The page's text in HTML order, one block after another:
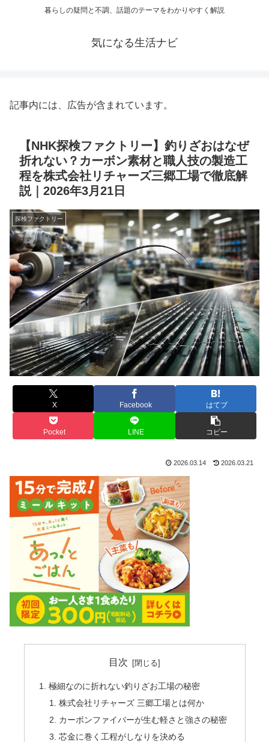
暮らしの疑問と不調、話題のテーマをわかりやすく解説
気になる生活ナビ
記事内には、広告が含まれています。
【NHK探検ファクトリー】釣りざおはなぜ
折れない？カーボン素材と職人技の製造工
程を株式会社リチャーズ三郷工場で徹底解
説｜2026年3月21日
探検ファクトリー
X Facebook はてブ
Pocket LINE コピー
2026.03.14 2026.03.21
目次
極細なのに折れない釣りざお工場の秘密
株式会社リチャーズ 三郷工場とは何か
カーボンファイバーが生む軽さと強さの秘密
芯金に巻く工程がしなりを決める